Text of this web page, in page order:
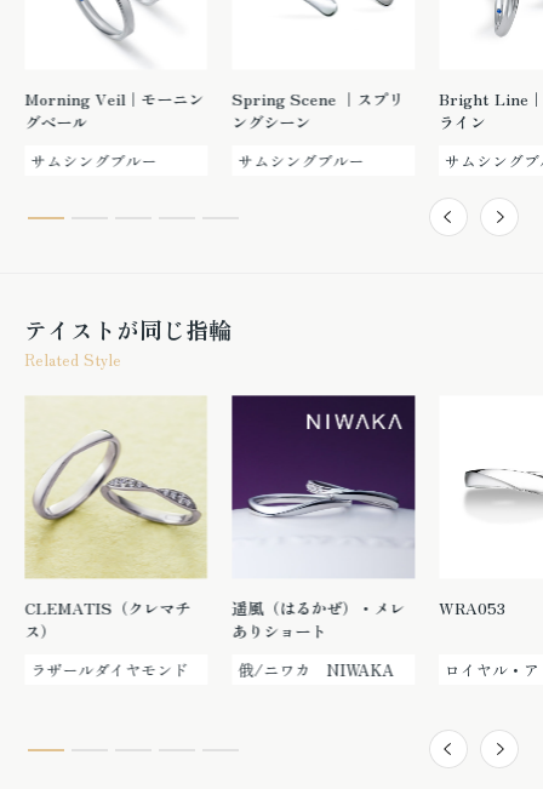
Morning Veil｜モーニン
グベール
サムシングブルー
Spring Scene ｜スプリ
ングシーン
サムシングブルー
Bright Line
ライン
サムシング
テイストが同じ指輪
Related Style
CLEMATIS（クレマチ
ス）
ラザールダイヤモンド
遥風（はるかぜ）・メレ
ありショート
俄/ニワカ NIWAKA
WRA053
ロイヤル・